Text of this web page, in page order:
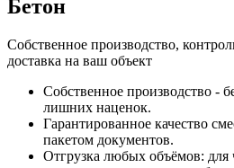
Бетон
Собственное производство,
доставка на ваш объект
Собственное производство -
лишних наценок.
Гарантированное качество
пакетом документов.
Отгрузка любых объёмов: для